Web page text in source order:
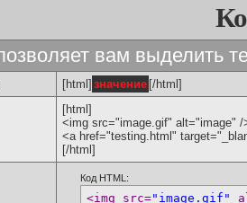
вам выделить
[html] значение [/html]
[html]
<img src="image.gif" alt="image" /
<a href="testing.html"
[/html]
Код HTML:
<img src="image.gif"